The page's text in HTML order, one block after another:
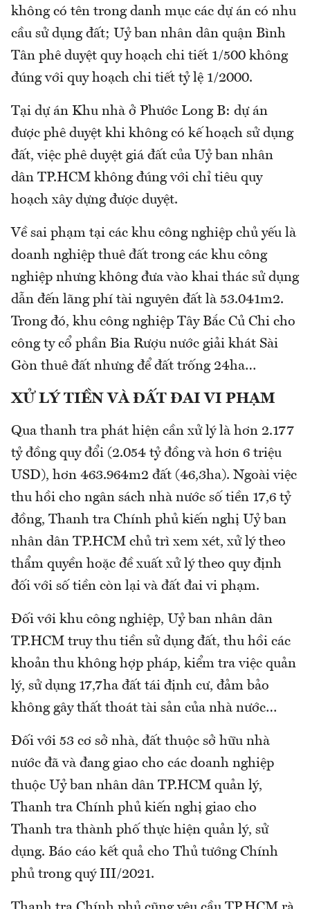
không có tên trong danh mục các dự án có nhu
cầu sử dụng đất; Uỷ ban nhân dân quận Bình
Tân phê duyệt quy hoạch chi tiết 1/500 không
đúng với quy hoạch chi tiết tỷ lệ 1/2000.
Tại dự án Khu nhà ở Phước Long B: dự án
được phê duyệt khi không có kế hoạch sử dụng
đất, việc phê duyệt giá đất của Uỷ ban nhân
dân TP.HCM không đúng với chỉ tiêu quy
hoạch xây dựng được duyệt.
Về sai phạm tại các khu công nghiệp chủ yếu là
doanh nghiệp thuê đất trong các khu công
nghiệp nhưng không đưa vào khai thác sử dụng
dẫn đến lãng phí tài nguyên đất là 53.041m2.
Trong đó, khu công nghiệp Tây Bắc Củ Chi cho
công ty cổ phần Bia Rượu nước giải khát Sài
Gòn thuê đất nhưng để đất trống 24ha…
XỬ LÝ TIỀN VÀ ĐẤT ĐAI VI PHẠM
Qua thanh tra phát hiện cần xử lý là hơn 2.177
tỷ đồng quy đổi (2.054 tỷ đồng và hơn 6 triệu
USD), hơn 463.964m2 đất (46,3ha). Ngoài việc
thu hồi cho ngân sách nhà nước số tiền 17,6 tỷ
đồng, Thanh tra Chính phủ kiến nghị Uỷ ban
nhân dân TP.HCM chủ trì xem xét, xử lý theo
thẩm quyền hoặc đề xuất xử lý theo quy định
đối với số tiền còn lại và đất đai vi phạm.
Đối với khu công nghiệp, Uỷ ban nhân dân
TP.HCM truy thu tiền sử dụng đất, thu hồi các
khoản thu không hợp pháp, kiểm tra việc quản
lý, sử dụng 17,7ha đất tái định cư, đảm bảo
không gây thất thoát tài sản của nhà nước…
Đối với 53 cơ sở nhà, đất thuộc sở hữu nhà
nước đã và đang giao cho các doanh nghiệp
thuộc Uỷ ban nhân dân TP.HCM quản lý,
Thanh tra Chính phủ kiến nghị giao cho
Thanh tra thành phố thực hiện quản lý, sử
dụng. Báo cáo kết quả cho Thủ tướng Chính
phủ trong quý III/2021.